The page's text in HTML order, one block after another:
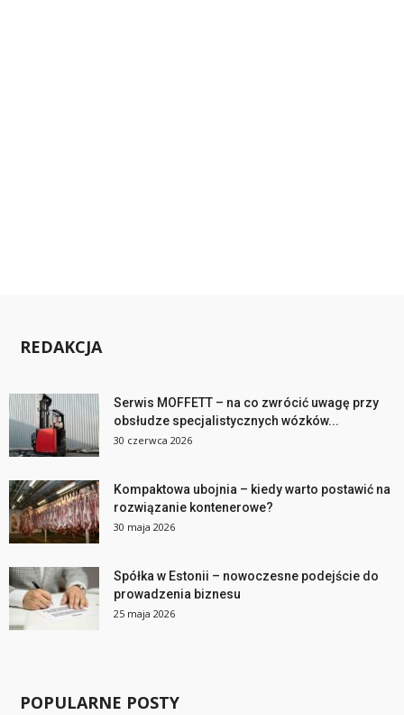
REDAKCJA
Serwis MOFFETT – na co zwrócić uwagę przy
obsłudze specjalistycznych wózków...
30 czerwca 2026
Kompaktowa ubojnia – kiedy warto postawić na
rozwiązanie kontenerowe?
30 maja 2026
Spółka w Estonii – nowoczesne podejście do
prowadzenia biznesu
25 maja 2026
POPULARNE POSTY